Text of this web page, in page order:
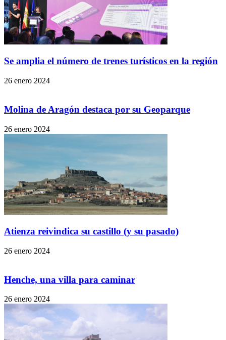
Se amplia el número de trenes turísticos en la región
26 enero 2024
Molina de Aragón destaca por su Geoparque
26 enero 2024
Atienza reivindica su castillo (y su pasado)
26 enero 2024
Henche, una villa para caminar
26 enero 2024